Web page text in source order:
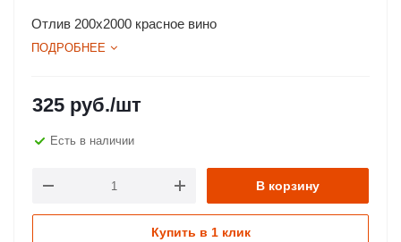
Отлив 200х2000 красное вино
ПОДРОБНЕЕ
325 руб./шт
Есть в наличии
В корзину
Купить в 1 клик